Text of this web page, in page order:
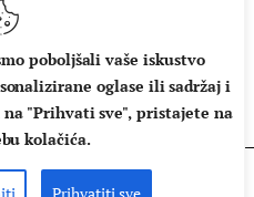
poboljšali vaše iskustvo
oglase ili sadržaj i
"Prihvati sve", pristajete na
kolačića.
UVJETI KORIŠTENJA